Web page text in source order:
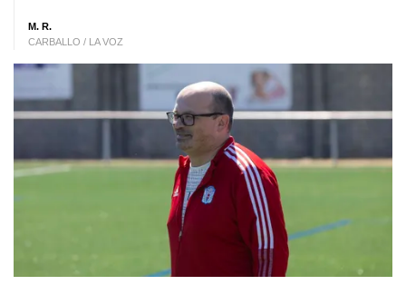
M. R.
CARBALLO / LA VOZ